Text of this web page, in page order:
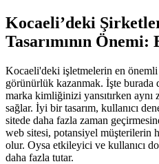
Kocaeli’deki
Tasarımının Önemi:
Kocaeli'deki işletmelerin en
görünürlük kazanmak. İşte burada
marka kimliğinizi yansıtırken aynı
sağlar. İyi bir tasarım, kullanıcı
sitede daha fazla zaman
web sitesi, potansiyel müşterilerin
olur. Oysa etkileyici ve kullanıcı
daha fazla tutar.